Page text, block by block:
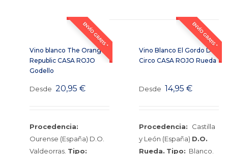
ENVÍO GRATIS *
Vino blanco The Orange
Republic CASA ROJO
Godello
Desde 20,95€
Procedencia:
Ourense (España) D.O.
Valdeorras. Tipo:
ENVÍO GRATIS *
Vino Blanco El Gordo Del
Circo CASA ROJO Rueda
Desde 14,95€
Procedencia: Castilla
y León (España) D.O.
Rueda. Tipo: Blanco.